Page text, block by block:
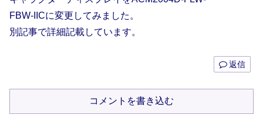
FBW-IICに変更してみました。
別記事で詳細記載しています。
返信
コメントを書き込む